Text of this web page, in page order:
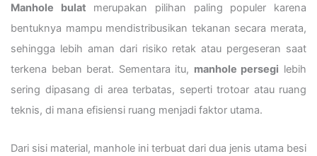
Manhole bulat merupakan pilihan paling populer karena
bentuknya mampu mendistribusikan tekanan secara merata,
sehingga lebih aman dari risiko retak atau pergeseran saat
terkena beban berat. Sementara itu, manhole persegi lebih
sering dipasang di area terbatas, seperti trotoar atau ruang
teknis, di mana efisiensi ruang menjadi faktor utama.
Dari sisi material, manhole ini terbuat dari dua jenis utama besi